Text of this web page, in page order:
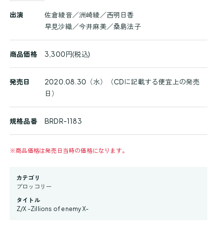
品
細
出演
佐倉綾音／洲崎綾／西明日香
早見沙織／今井麻美／桑島法子
商品価格 3,300円(税込)
発売日
2020.08.30（水）（CDに記載する便宜上の発売
日）
規格品番 BRDR-1183
※商品価格は発売日当時の価格になります。
カテゴリ
ブロッコリー
タイトル
Z/X -Zillions of enemy X-